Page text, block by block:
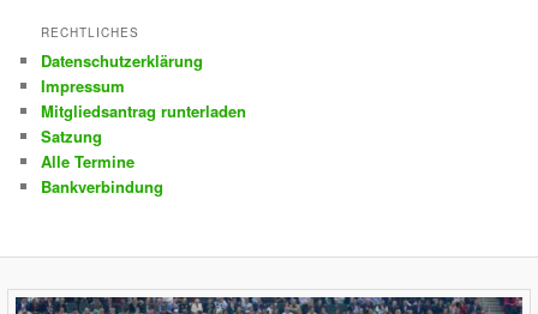
RECHTLICHES
Datenschutzerklärung
Impressum
Mitgliedsantrag runterladen
Satzung
Alle Termine
Bankverbindung